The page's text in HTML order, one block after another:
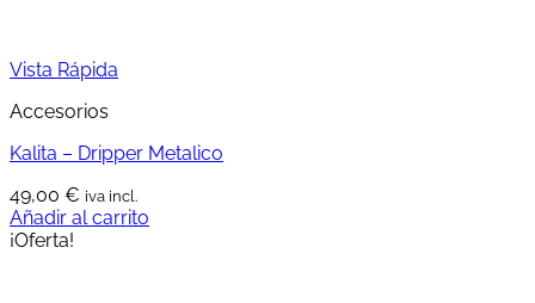
Vista Rápida
Accesorios
Kalita – Dripper Metalico
49,00 € iva incl.
Añadir al carrito
¡Oferta!